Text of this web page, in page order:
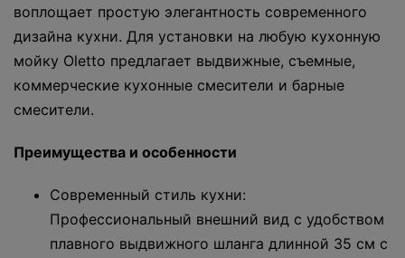
воплощает простую элегантность современного
дизайна кухни. Для установки на любую кухонную
мойку Oletto предлагает выдвижные, съемные,
коммерческие кухонные смесители и барные
смесители.
Преимущества и особенности
Современный стиль кухни:
Профессиональный внешний вид с удобством
плавного выдвижного шланга длинной 35 см c